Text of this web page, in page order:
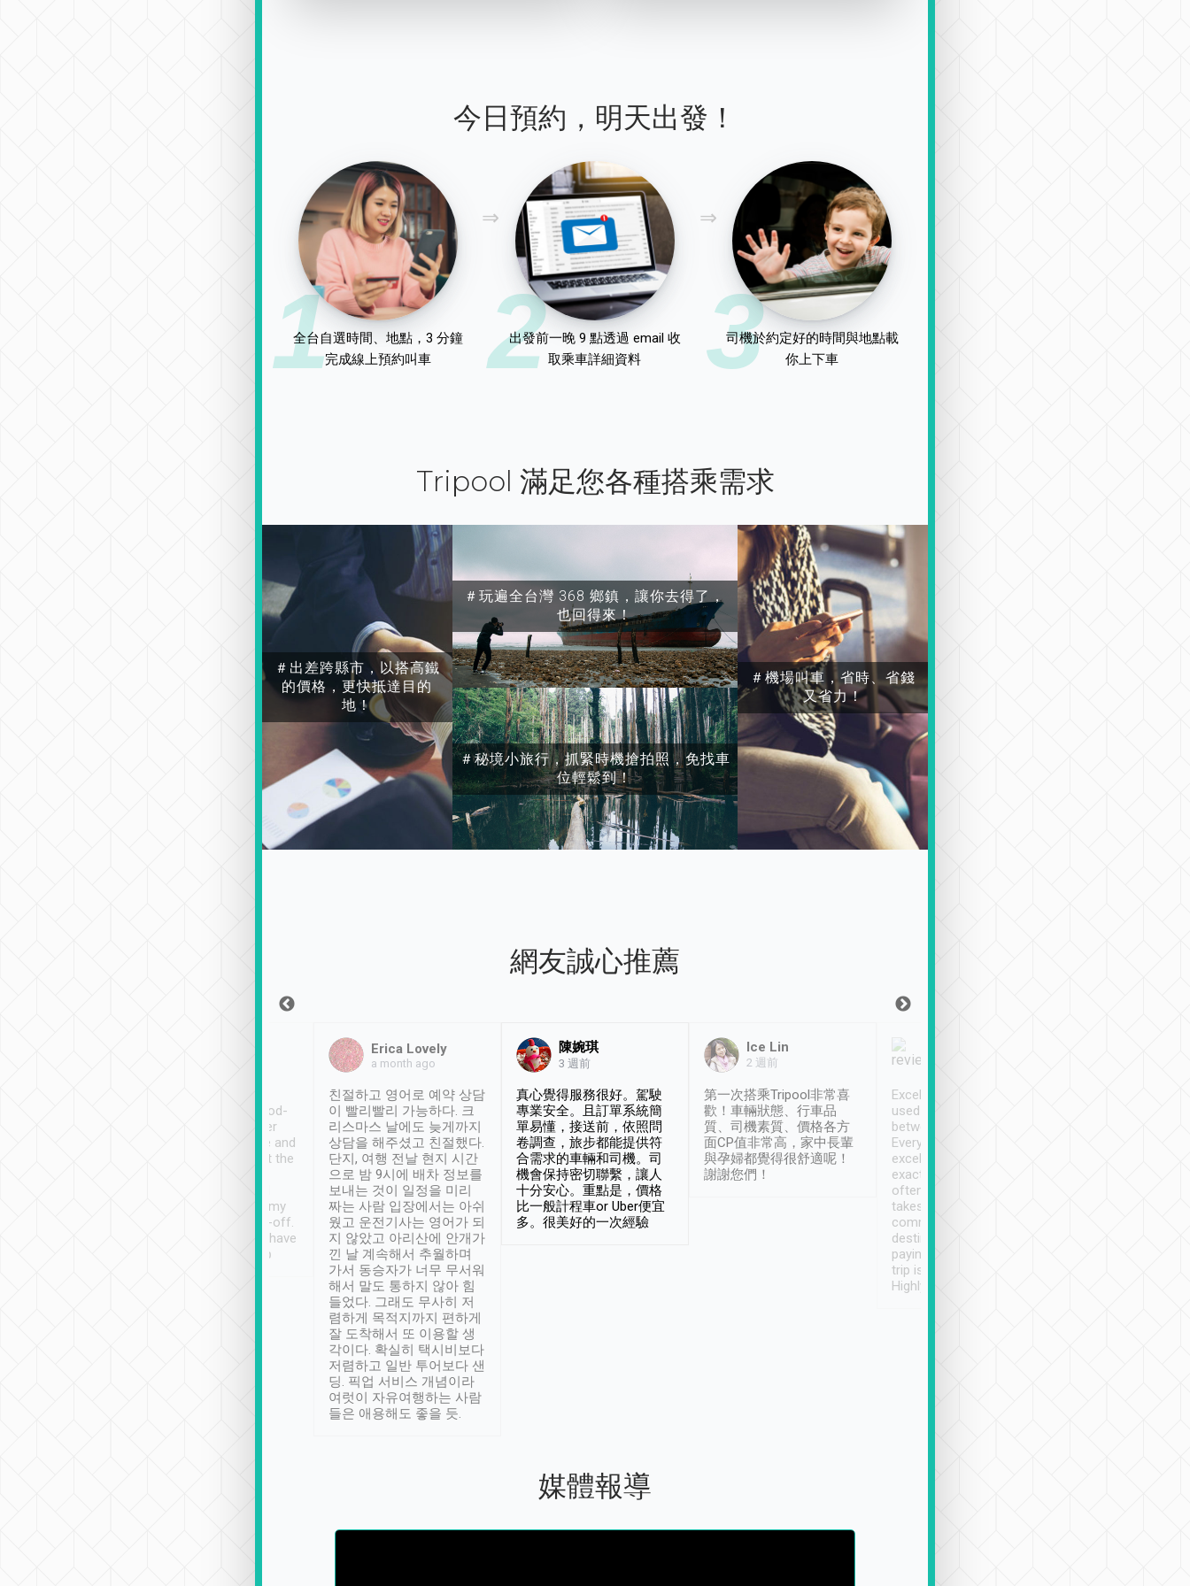
今日預約，明天出發！
1
全台自選時間、地點，3 分鐘
完成線上預約叫車
2
出發前一晚 9 點透過 email 收
取乘車詳細資料
3
司機於約定好的時間與地點載
你上下車
Tripool 滿足您各種搭乘需求
＃出差跨縣市，以搭高鐵
的價格，更快抵達目的
地！
＃玩遍全台灣 368 鄉鎮，讓你去得了，
也回得來！
＃秘境小旅行，抓緊時機搶拍照，免找車
位輕鬆到！
＃機場叫車，省時、省錢
又省力！
網友誠心推薦
service, vehicles in good-
condition and the driver
service was awesome and
thoughtful. Driver went the
have safely arrived at my
destination after drop-off.
Definitely something I have
not seen elsewhere 👍
Erica Lovely
a month ago
친절하고 영어로 예약 상담
이 빨리빨리 가능하다. 크
리스마스 날에도 늦게까지
상담을 해주셨고 친절했다.
단지, 여행 전날 현지 시간
으로 밤 9시에 배차 정보를
보내는 것이 일정을 미리
짜는 사람 입장에서는 아쉬
웠고 운전기사는 영어가 되
지 않았고 아리산에 안개가
낀 날 계속해서 추월하며
가서 동승자가 너무 무서워
해서 말도 통하지 않아 힘
들었다. 그래도 무사히 저
렴하게 목적지까지 편하게
잘 도착해서 또 이용할 생
각이다. 확실히 택시비보다
저렴하고 일반 투어보다 샌
딩. 픽업 서비스 개념이라
여럿이 자유여행하는 사람
들은 애용해도 좋을 듯.
陳婉琪
3 週前
真心覺得服務很好。駕駛
專業安全。且訂單系統簡
單易懂，接送前，依照問
卷調查，旅步都能提供符
合需求的車輛和司機。司
機會保持密切聯繫，讓人
十分安心。重點是，價格
比一般計程車or Uber便宜
多。很美好的一次經驗
Ice Lin
2 週前
第一次搭乘Tripool非常喜
歡！車輛狀態、行車品
質、司機素質、價格各方
面CP值非常高，家中長輩
與孕婦都覺得很舒適呢！
謝謝您們！
Excellent service. We have
used Tripool to travel
between cities in Taiwan.
Every driver has been
excellent and arrives
exactly on time. As there is
often limited English it
takes the difficulty out of
communicating the
destination details and
paying online prior to the
trip is very convenient.
Highly recommended
媒體報導